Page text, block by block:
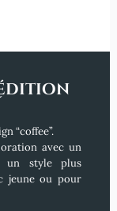
“coffee”.
avec un
un style plus
jeune ou pour